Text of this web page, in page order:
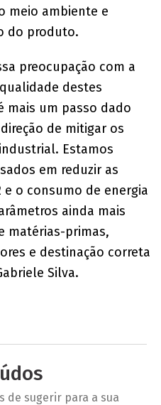
meio ambiente e
do produto.
preocupação com a
destes
mais um passo dado
de mitigar os
Estamos
em reduzir as
e o consumo de energia
ainda mais
matérias-primas,
e destinação correta
Silva.
de sugerir para a sua